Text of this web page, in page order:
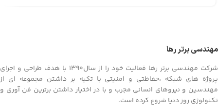
مهندسی برتر رها
شرکت مهندسی برتر رها فعالیت خود را از سال1390 با هدف طراحی و اجرای
پروژه های شبکه ،حفاظتی و امنیتی با تکیه بر داشتن مجموعه ای از
مهندسین و نیروهای انسانی مجرب و با در اختیار داشتن برترین فن آوری و
تکنولوژی روز دنیا شروع کرده است.